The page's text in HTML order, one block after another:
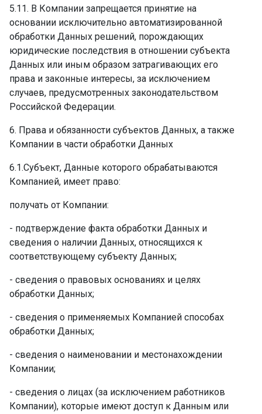
5.11. В Компании запрещается принятие на
основании исключительно автоматизированной
обработки Данных решений, порождающих
юридические последствия в отношении субъекта
Данных или иным образом затрагивающих его
права и законные интересы, за исключением
случаев, предусмотренных законодательством
Российской Федерации.
6. Права и обязанности субъектов Данных, а также
Компании в части обработки Данных
6.1.Субъект, Данные которого обрабатываются
Компанией, имеет право: ­
получать от Компании:
- подтверждение факта обработки Данных и
сведения о наличии Данных, относящихся к
соответствующему субъекту Данных;
- сведения о правовых основаниях и целях
обработки Данных;
- сведения о применяемых Компанией способах
обработки Данных;
- сведения о наименовании и местонахождении
Компании;
- сведения о лицах (за исключением работников
Компании), которые имеют доступ к Данным или